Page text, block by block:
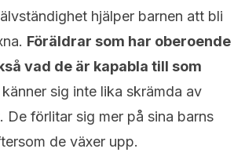
hjälper barnen att bli
Föräldrar som har oberoende
vad de är kapabla till som
känner sig inte lika skrämda av
De förlitar sig mer på sina barns
de växer upp.